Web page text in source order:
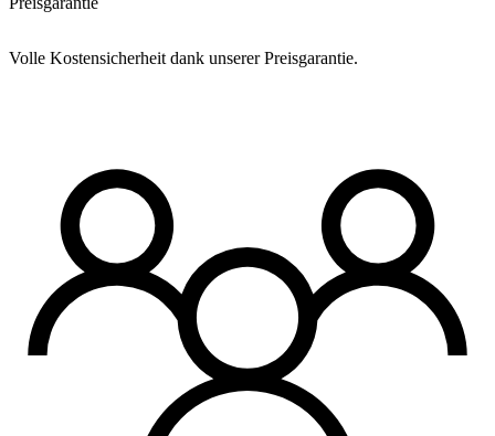
Volle Kostensicherheit dank unserer Preisgarantie.